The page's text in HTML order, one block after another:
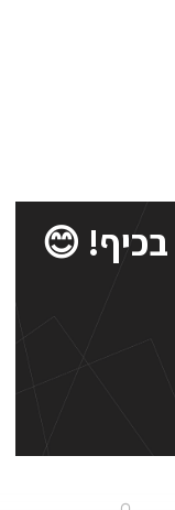
בכיף! 😊